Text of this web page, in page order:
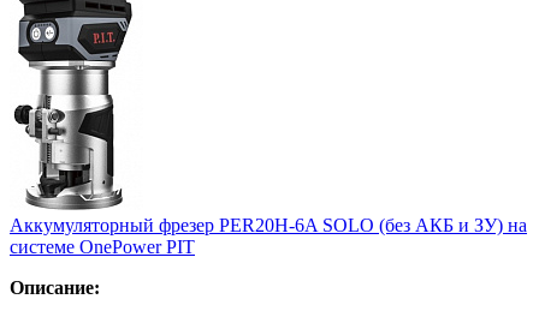
Аккумуляторный фрезер PER20H-6A SOLO (без АКБ и ЗУ) на
системе OnePower PIT
Описание: